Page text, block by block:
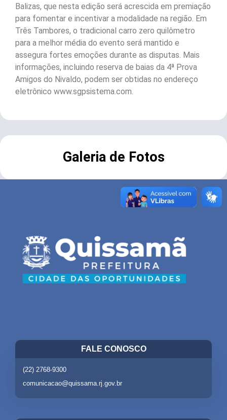
Balizas, que nesta edição será acrescida em premiação
para fomentar e incentivar a modalidade na região. Em
Três Tambores, o tradicional carro zero quilômetro
para a melhor média do evento será mantido e
assegura fortes emoções durante as disputas. Mais
informações, incluindo reserva de baias da 4ª Prova
Amigos do Nivaldo, podem ser obtidas no endereço
eletrônico www.sgpsistema.com.
Galeria de Fotos
FALE CONOSCO
(22) 2768-9300
comunicacao@quissama.rj.gov.br